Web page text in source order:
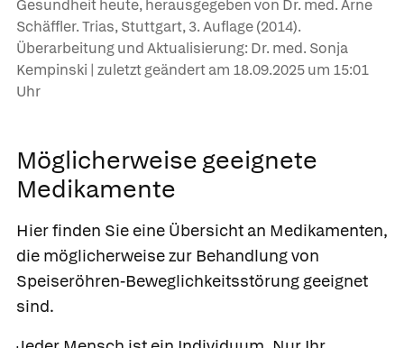
Gesundheit heute, herausgegeben von Dr. med. Arne
Schäffler. Trias, Stuttgart, 3. Auflage (2014).
Überarbeitung und Aktualisierung: Dr. med. Sonja
Kempinski | zuletzt geändert am 18.09.2025um 15:01
Uhr
Möglicherweise geeignete
Medikamente
Hier finden Sie eine Übersicht an Medikamenten,
die möglicherweise zur Behandlung von
Speiseröhren-Beweglichkeitsstörung geeignet
sind.